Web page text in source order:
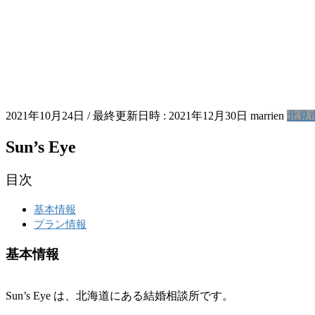
2021年10月24日 / 最終更新日時 : 2021年12月30日 marrien 北見
Sun’s Eye
目次
基本情報
プラン情報
基本情報
Sun’s Eye は、北海道にある結婚相談所です。